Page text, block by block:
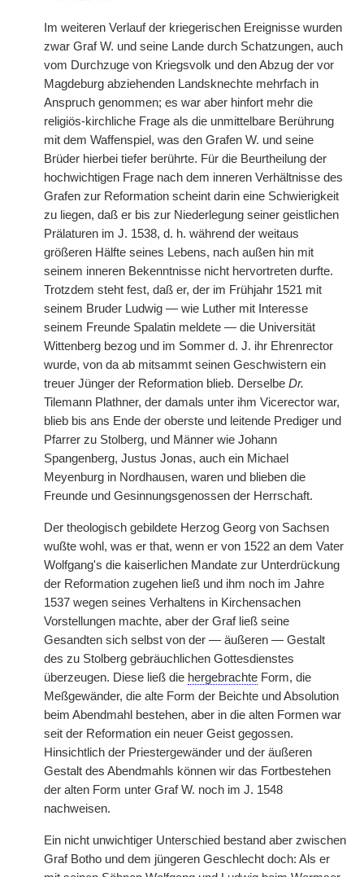
Im weiteren Verlauf der kriegerischen Ereignisse wurden
zwar Graf W. und seine Lande durch Schatzungen, auch
vom Durchzuge von Kriegsvolk und den Abzug der vor
Magdeburg abziehenden Landsknechte mehrfach in
Anspruch genommen; es war aber hinfort mehr die
religiös-kirchliche Frage als die unmittelbare Berührung
mit dem Waffenspiel, was den Grafen W. und seine
Brüder hierbei tiefer berührte. Für die Beurtheilung der
hochwichtigen Frage nach dem inneren Verhältnisse des
Grafen zur Reformation scheint darin eine Schwierigkeit
zu liegen, daß er bis zur Niederlegung seiner geistlichen
Prälaturen im J. 1538, d. h. während der weitaus
größeren Hälfte seines Lebens, nach außen hin mit
seinem inneren Bekenntnisse nicht hervortreten durfte.
Trotzdem steht fest, daß er, der im Frühjahr 1521 mit
seinem Bruder Ludwig — wie Luther mit Interesse
seinem Freunde Spalatin meldete — die Universität
Wittenberg bezog und im Sommer d. J. ihr Ehrenrector
wurde, von da ab mitsammt seinen Geschwistern ein
treuer Jünger der Reformation blieb. Derselbe Dr.
Tilemann Plathner, der damals unter ihm Vicerector war,
blieb bis ans Ende der oberste und leitende Prediger und
Pfarrer zu Stolberg, und Männer wie Johann
Spangenberg, Justus Jonas, auch ein Michael
Meyenburg in Nordhausen, waren und blieben die
Freunde und Gesinnungsgenossen der Herrschaft.
Der theologisch gebildete Herzog Georg von Sachsen
wußte wohl, was er that, wenn er von 1522 an dem Vater
Wolfgang's die kaiserlichen Mandate zur Unterdrückung
der Reformation zugehen ließ und ihm noch im Jahre
1537 wegen seines Verhaltens in Kirchensachen
Vorstellungen machte, aber der Graf ließ seine
Gesandten sich selbst von der — äußeren — Gestalt
des zu Stolberg gebräuchlichen Gottesdienstes
überzeugen. Diese ließ die hergebrachte Form, die
Meßgewänder, die alte Form der Beichte und Absolution
beim Abendmahl bestehen, aber in die alten Formen war
seit der Reformation ein neuer Geist gegossen.
Hinsichtlich der Priestergewänder und der äußeren
Gestalt des Abendmahls können wir das Fortbestehen
der alten Form unter Graf W. noch im J. 1548
nachweisen.
Ein nicht unwichtiger Unterschied bestand aber zwischen
Graf Botho und dem jüngeren Geschlecht doch: Als er